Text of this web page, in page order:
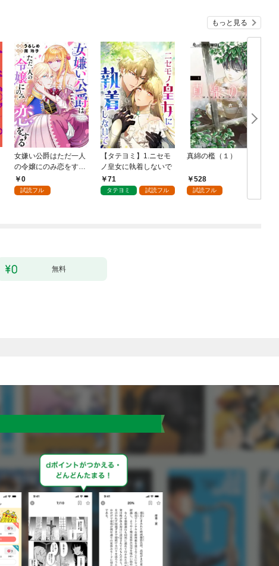
もっと見る
女嫌い公爵はただ一人
の令嬢にのみ恋をする
（分冊版）第１話
0
試読フル
【タテヨミ】1.ニセモ
ノ皇女に執着しないで
71
タテヨミ 試読フル
真綿の檻（１）
528
試読フル
無料